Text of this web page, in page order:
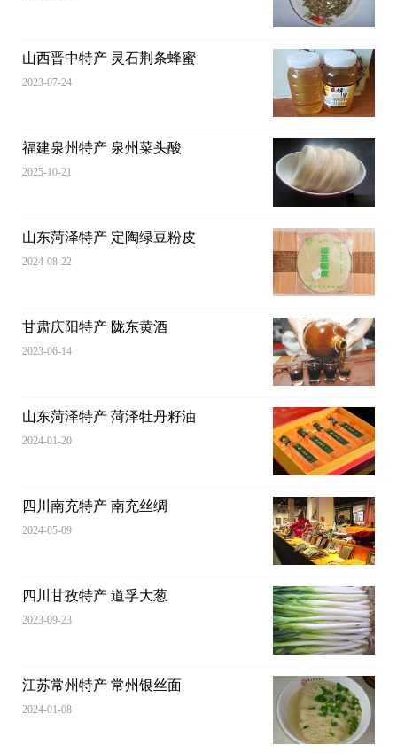
山西晋中特产 灵石荆条蜂蜜
2023-07-24
福建泉州特产 泉州菜头酸
2025-10-21
山东菏泽特产 定陶绿豆粉皮
2024-08-22
甘肃庆阳特产 陇东黄酒
2023-06-14
山东菏泽特产 菏泽牡丹籽油
2024-01-20
四川南充特产 南充丝绸
2024-05-09
四川甘孜特产 道孚大葱
2023-09-23
江苏常州特产 常州银丝面
2024-01-08